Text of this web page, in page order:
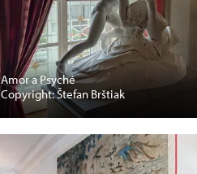
Amor a Psyché
Copyright: Štefan Brštiak